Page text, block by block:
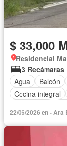
$ 33,000
Residencial
3 Recámaras
Agua
Balcón
Cocina integral
Azotea
22/06/2026 en - Ara